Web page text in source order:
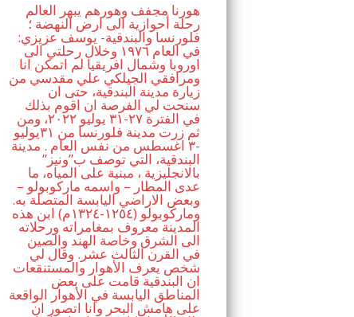
هورنا مجفف وهورهم يبهر العالم
رحلة أحوازية الى ارض النهضة ؛
فلورنسا والبندقية- يوسف عزيزي:
في العام ١٩٧٦ وخلال رحلتي الى
اوروبا وشمال افريقيا لم اتمكن انا
ومرافقي الجيلكي علي مقدسي من
زيارة مدينة البندقية، حتى ان
سنحت لي الفرصة ان اقوم بذلك
في الفترة ٢٧-٣١ يوليو ٢٠٢٢، ومن
ثم زرت مدينة فلورنسا من ٣١يوليو
-٣ اغسطس من نفس العام . مدينة
البندقية، التي توصف ب”ونيز”
بالانجليزية ، مبنية على المياه، ما
عدى المطار – واسمه ماركوبولو –
وبعض الاراضي اليابسة المتصلة به.
وماركوبولو (١٢٥٤-١٣٢٤م) ابن هذه
المدينة معروف بمغامراته ورحلاته
الى الشرق وخاصة الهند والصين
في القرن الثالث عشر. وقال لي
شخص يعرف الأهوار والمستنقعات
ان البندقية قامت على بعض
المناطق اليابسة في الأهوار الواقعة
على هامش البحر وانا اتصور ان